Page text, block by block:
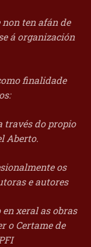
ten afán de
á organización
finalidade
través do propio
Aberto.
os
e autores
xeral as obras
o Certame de